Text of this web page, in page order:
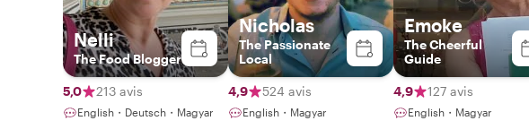
Nelli
The Food Blogger
5,0 213 avis
English・Deutsch・Magyar
Nicholas
The Passionate
Local
4,9 524 avis
English・Magyar
Emoke
The Cheerful
Guide
4,9 127 avis
English・Magyar